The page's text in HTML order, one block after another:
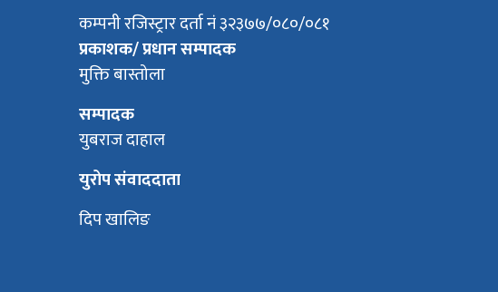
कम्पनी रजिस्ट्रार दर्ता नं ३२३७७/०८०/०८१
प्रकाशक/ प्रधान सम्पादक
मुक्ति बास्तोला
सम्पादक
युबराज दाहाल
युरोप संवाददाता
दिप खालिङ